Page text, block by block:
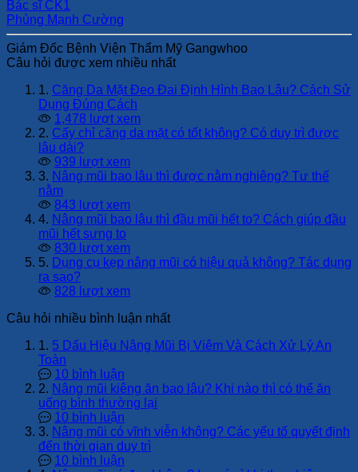
Bác sĩ CK1
Phùng Mạnh Cường
Giám Đốc Bệnh Viện Thẩm Mỹ Gangwhoo
Câu hỏi được xem nhiều nhất
1. Căng Da Mặt Đeo Đai Định Hình Bao Lâu? Cách Sử
Dụng Đúng Cách
1,478 lượt xem
2. Cấy chỉ căng da mặt có tốt không? Có duy trì được
lâu dài?
939 lượt xem
3. Nâng mũi bao lâu thì được nằm nghiêng? Tư thế
nằm
843 lượt xem
4. Nâng mũi bao lâu thì đầu mũi hết to? Cách giúp đầu
mũi hết sưng to
830 lượt xem
5. Dụng cụ kẹp nâng mũi có hiệu quả không? Tác dụng
ra sao?
828 lượt xem
Câu hỏi nhiều bình luận nhất
1. 5 Dấu Hiệu Nâng Mũi Bị Viêm Và Cách Xử Lý An
Toàn
10 bình luận
2. Nâng mũi kiêng ăn bao lâu? Khi nào thì có thể ăn
uống bình thường lại
10 bình luận
3. Nâng mũi có vĩnh viễn không? Các yếu tố quyết định
đến thời gian duy trì
10 bình luận